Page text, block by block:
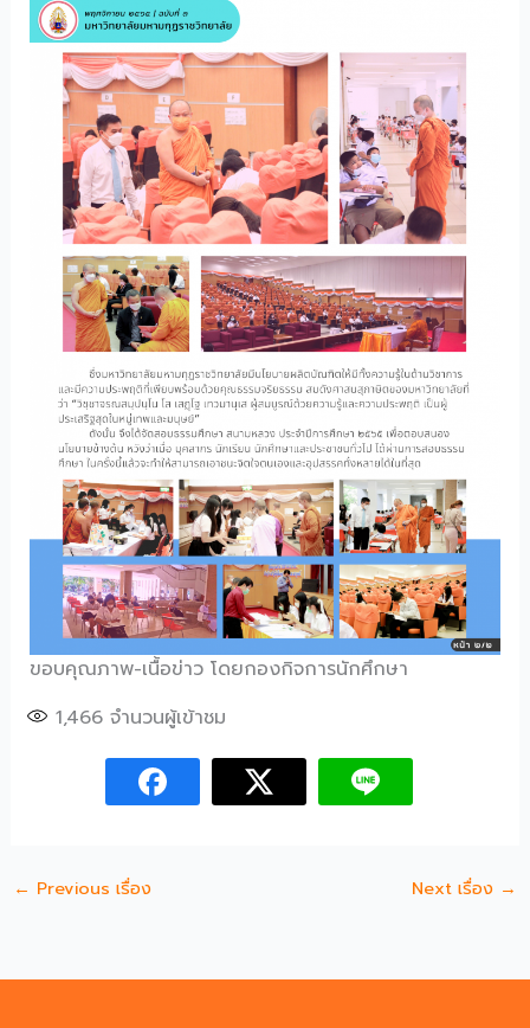
ขอบคุณภาพ-เนื้อข่าว โดยกองกิจการนักศึกษา
1,466จำนวนผู้เข้าชม
← Previous เรื่อง Next เรื่อง →